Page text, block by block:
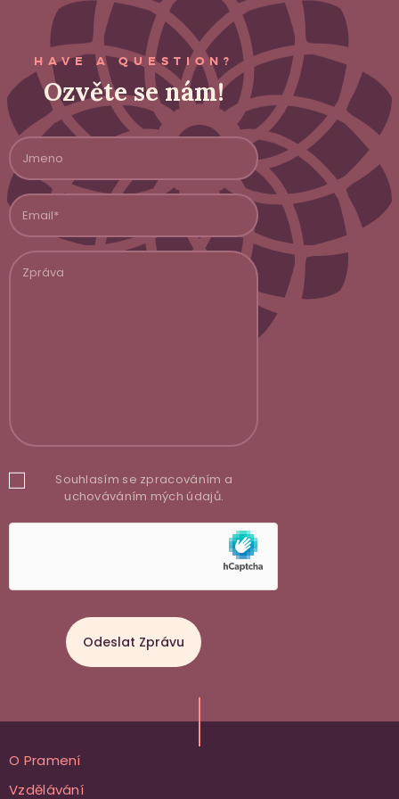
HAVE A QUESTION?
Ozvěte se nám!
Souhlasím se zpracováním a
uchováváním mých údajů.
O Pramení
Vzdělávání